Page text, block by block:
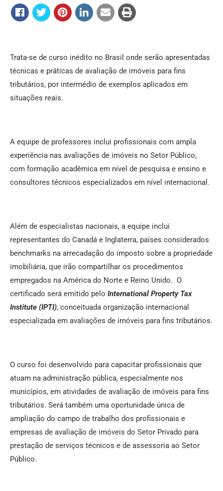
Trata-se de curso inédito no Brasil onde serão apresentadas
técnicas e práticas de avaliação de imóveis para fins
tributários, por intermédio de exemplos aplicados em
situações reais.
A equipe de professores inclui profissionais com ampla
experiência nas avaliações de imóveis no Setor Público,
com formação acadêmica em nível de pesquisa e ensino e
consultores técnicos especializados em nível internacional.
Além de especialistas nacionais, a equipe inclui
representantes do Canadá e Inglaterra, países considerados
benchmarks na arrecadação do imposto sobre a propriedade
imobiliária, que irão compartilhar os procedimentos
empregados na América do Norte e Reino Unido. O
certificado será emitido pelo International Property Tax
Institute (IPTI), conceituada organização internacional
especializada em avaliações de imóveis para fins tributários.
O curso foi desenvolvido para capacitar profissionais que
atuam na administração pública, especialmente nos
municípios, em atividades de avaliação de imóveis para fins
tributários. Será também uma oportunidade única de
ampliação do campo de trabalho dos profissionais e
empresas de avaliação de imóveis do Setor Privado para
prestação de serviços técnicos e de assessoria ao Setor
Público.